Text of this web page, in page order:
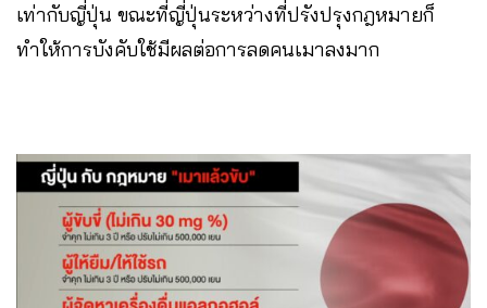
เท่ากับญี่ปุ่น ขณะที่ญี่ปุ่นระหว่างที่ปรังปรุงกฎหมายก็
ทำให้การบังคับใช้มีผลต่อการลดคนเมาลงมาก